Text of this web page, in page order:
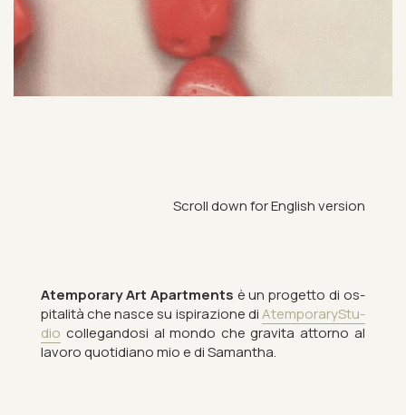
Scroll down for Eng­lish ver­sion
Atem­por­ary Art Apart­ments è un pro­getto di os­
pit­alità che nasce su is­pirazione diAtem­por­aryStu­
dio col­l­eg­an­dosi al mondo che grav­ita at­torno al
la­voro quo­tidi­ano mio e di Sam­antha.